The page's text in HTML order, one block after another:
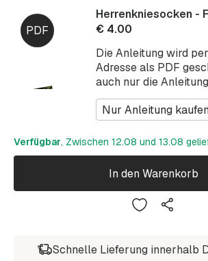
Die Anleitung wird
Adresse als PDF
auch nur die
Nur Anleitung
Herrenkniesocken -
€ 4.00
Verfügbar, Zwischen 12.08 und 13.08
In den Warenkorb
Schnelle Lieferung innerhalb